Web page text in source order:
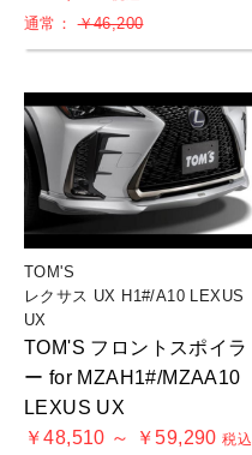
通常：￥46,200
TOM'S
レクサス UX H1#/A10 LEXUS
UX
TOM'S フロントスポイラ
ー for MZAH1#/MZAA10
LEXUS UX
￥48,510 ～ ￥59,290税込